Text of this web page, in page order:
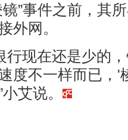
”事件之前，其
外网。
行现在还是少的
度不一样而已，'
艾说。